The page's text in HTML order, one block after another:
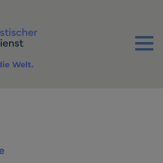
Menu
Welt.